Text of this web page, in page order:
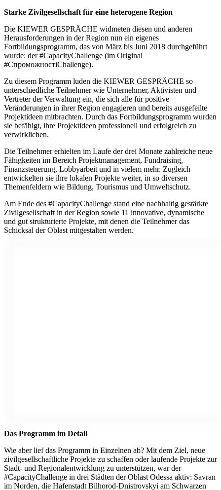
Starke Zivilgesellschaft für eine heterogene Region
Die KIEWER GESPRÄCHE widmeten diesen und anderen
Herausforderungen in der Region nun ein eigenes
Fortbildungsprogramm, das von März bis Juni 2018 durchgeführt
wurde: der #CapacityChallenge (im Original
#СпроможностіChallenge).
Zu diesem Programm luden die KIEWER GESPRÄCHE so
unterschiedliche Teilnehmer wie Unternehmer, Aktivisten und
Vertreter der Verwaltung ein, die sich alle für positive
Veränderungen in ihrer Region engagieren und bereits ausgefeilte
Projektideen mitbrachten. Durch das Fortbildungsprogramm wurden
sie befähigt, ihre Projektideen professionell und erfolgreich zu
verwirklichen.
Die Teilnehmer erhielten im Laufe der drei Monate zahlreiche neue
Fähigkeiten im Bereich Projektmanagement, Fundraising,
Finanzsteuerung, Lobbyarbeit und in vielem mehr. Zugleich
entwickelten sie ihre lokalen Projekte weiter, in so diversen
Themenfeldern wie Bildung, Tourismus und Umweltschutz.
Am Ende des #CapacityChallenge stand eine nachhaltig gestärkte
Zivilgesellschaft in der Region sowie 11 innovative, dynamische
und gut strukturierte Projekte, mit denen die Teilnehmer das
Schicksal der Oblast mitgestalten werden.
Das Programm im Detail
Wie aber lief das Programm in Einzelnen ab? Mit dem Ziel, neue
zivilgesellschaftliche Projekte zu schaffen oder laufende Projekte zur
Stadt- und Regionalentwicklung zu unterstützen, war der
#CapacityChallenge in drei Städten der Oblast Odessa aktiv: Savran
im Norden, die Hafenstadt Bilhorod-Dnistrovskyi am Schwarzen